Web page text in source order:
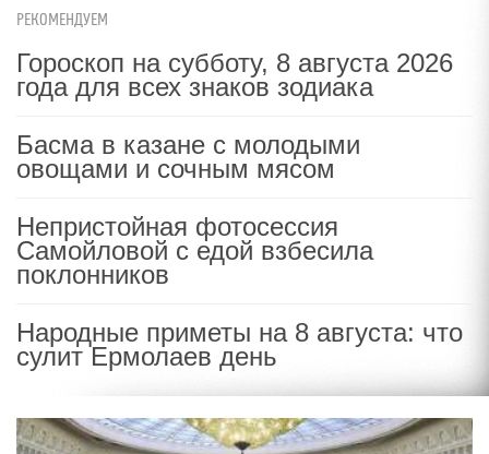
РЕКОМЕНДУЕМ
Гороскоп на субботу, 8 августа 2026
года для всех знаков зодиака
Басма в казане с молодыми
овощами и сочным мясом
Непристойная фотосессия
Самойловой с едой взбесила
поклонников
Народные приметы на 8 августа: что
сулит Ермолаев день